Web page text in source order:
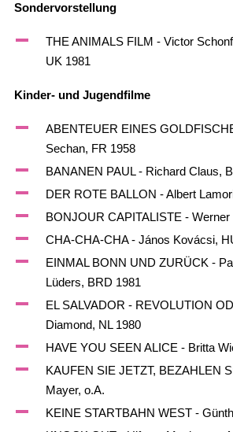
Sondervorstellung
THE ANIMALS FILM - Victor
UK 1981
Kinder- und Jugendfilme
ABENTEUER EINES
Sechan, FR 1958
BANANEN PAUL - Richard Claus,
DER ROTE BALLON - Albert
BONJOUR CAPITALISTE - Werner
CHA-CHA-CHA - János Kovácsi,
EINMAL BONN UND ZURÜCK -
Lüders, BRD 1981
EL SALVADOR - REVOLUTION
Diamond, NL 1980
HAVE YOU SEEN ALICE - Britta
KAUFEN SIE JETZT, BEZAHLEN
Mayer, o.A.
KEINE STARTBAHN WEST -